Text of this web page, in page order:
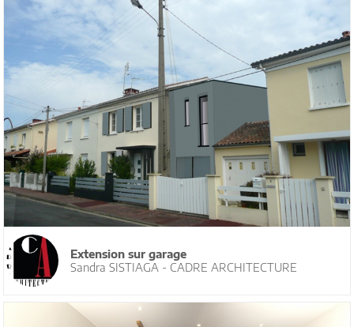
Extension sur garage
Sandra SISTIAGA - CADRE ARCHITECTURE